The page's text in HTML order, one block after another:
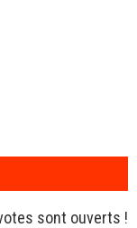
sont ouverts !